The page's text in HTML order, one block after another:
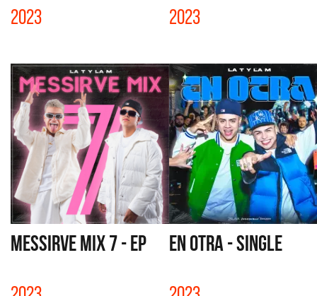
2023 2023
MESSIRVE MIX 7 - EP EN OTRA - SINGLE